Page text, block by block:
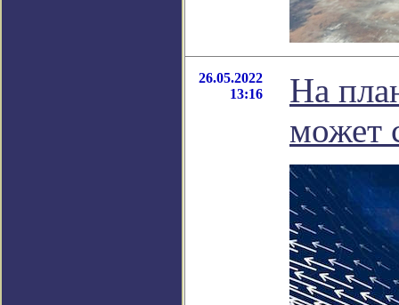
26.05.2022
13:16
На
может